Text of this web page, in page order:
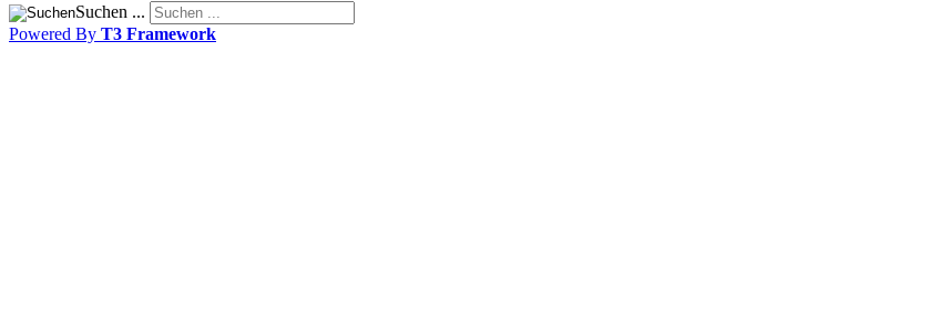
Suchen ...
Powered By T3 Framework